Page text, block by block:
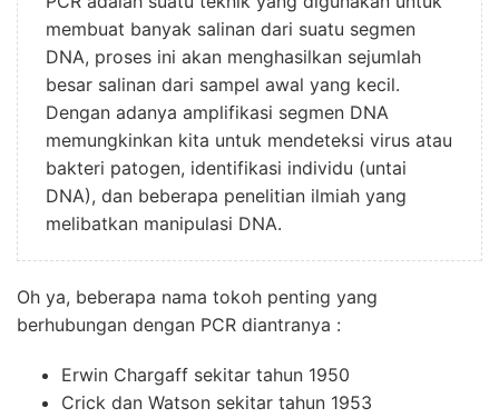
membuat banyak salinan dari suatu segmen
DNA, proses ini akan menghasilkan sejumlah
besar salinan dari sampel awal yang kecil.
Dengan adanya amplifikasi segmen DNA
memungkinkan kita untuk mendeteksi virus atau
bakteri patogen, identifikasi individu (untai
DNA), dan beberapa penelitian ilmiah yang
melibatkan manipulasi DNA.
Oh ya, beberapa nama tokoh penting yang
berhubungan dengan PCR diantranya :
Erwin Chargaff sekitar tahun 1950
Crick dan Watson sekitar tahun 1953